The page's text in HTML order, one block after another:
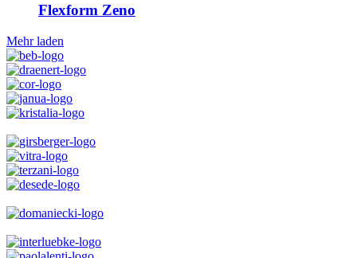
Flexform Zeno
Mehr laden